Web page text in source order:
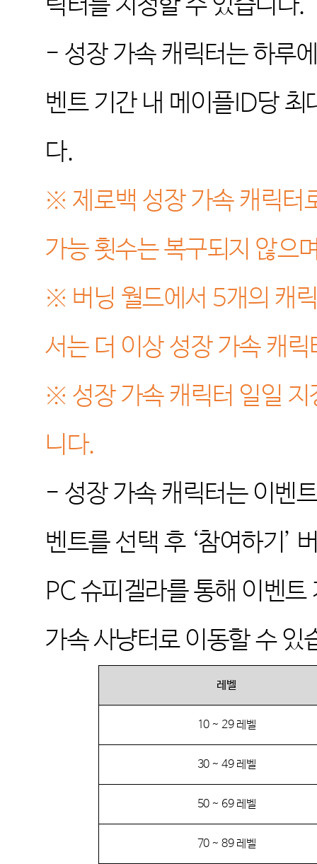
릭터를 지정할 수 있습니다.
- 성장 가속 캐릭터는 하루
벤트 기간 내 메이플ID당 최
다.
※ 제로백 성장 가속 캐릭터
가능 횟수는 복구되지 않으
※ 버닝 월드에서 5개의 캐
서는 더 이상 성장 가속 캐
※ 성장 가속 캐릭터 일일
니다.
- 성장 가속 캐릭터는 이벤
벤트를 선택 후‘참여하기 ’
PC슈피겔라를 통해 이벤트
가속 사냥터로 이동할 수 있
레벨
10 ~ 29 레벨
30 ~ 49 레벨
50 ~ 69 레벨
70 ~ 89 레벨